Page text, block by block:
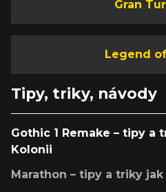
Gran
Legend
Tipy, triky, návody
Gothic 1 Remake – tipy a
Kolonii
Marathon – tipy a triky